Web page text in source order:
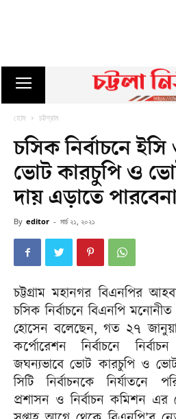
হোম চট্টগ্রাম
চসিক নির্বাচনে
ভোট কারচুপি ও
দায় এড়াতে
By editor - মার্চ ২১, ২০২১
চট্টগ্রাম মহানগর বিএনপির
চসিক নির্বাচনে বিএনপি মনোনীত
হোসেন বলেছেন, গত ২৭
কর্পোরেশন নির্বাচনে
জঘন্যভাবে ভোট কারচুপি ও
সিটি নির্বাচনকে নির্যাতনে
প্রশাসন ও নির্বাচন কমিশন এর